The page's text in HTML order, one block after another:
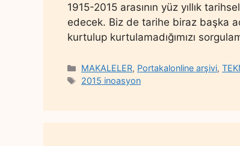
1915-2015 arasının yüz yıllık
edecek. Biz de tarihe biraz başka
kurtulup kurtulamadığımızı
Categories
MAKALELER, Portakalonline arşivi,
Tags
2015 inoasyon